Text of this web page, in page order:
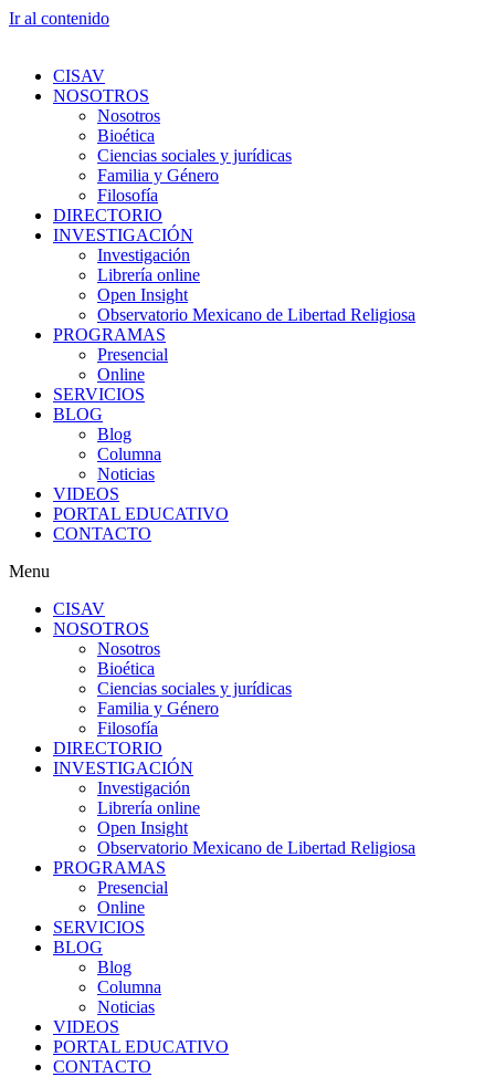
Ir al contenido
CISAV
NOSOTROS
Nosotros
Bioética
Ciencias sociales y jurídicas
Familia y Género
Filosofía
DIRECTORIO
INVESTIGACIÓN
Investigación
Librería online
Open Insight
Observatorio Mexicano de Libertad Religiosa
PROGRAMAS
Presencial
Online
SERVICIOS
BLOG
Blog
Columna
Noticias
VIDEOS
PORTAL EDUCATIVO
CONTACTO
Menu
CISAV
NOSOTROS
Nosotros
Bioética
Ciencias sociales y jurídicas
Familia y Género
Filosofía
DIRECTORIO
INVESTIGACIÓN
Investigación
Librería online
Open Insight
Observatorio Mexicano de Libertad Religiosa
PROGRAMAS
Presencial
Online
SERVICIOS
BLOG
Blog
Columna
Noticias
VIDEOS
PORTAL EDUCATIVO
CONTACTO